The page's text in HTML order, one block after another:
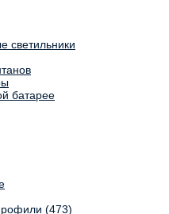
светильники
батарее
(473)